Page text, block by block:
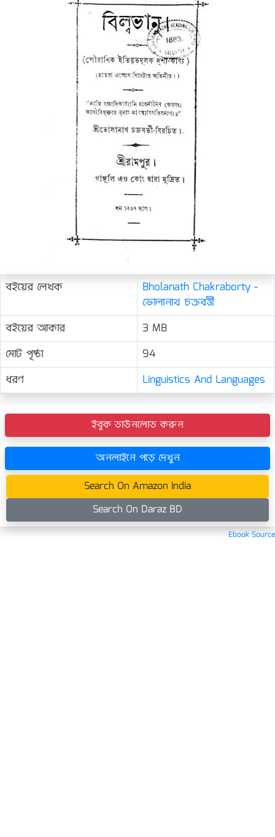
বইয়ের লেখক
Bholanath Chakraborty -
ভোলানাথ চক্রবর্ত্তী
বইয়ের আকার
3 MB
মোট পৃষ্ঠা
94
ধরণ
Linguistics And Languages
ইবুক ডাউনলোড করুন
অনলাইনে পড়ে দেখুন
Search On Amazon India
Search On Daraz BD
Ebook Source